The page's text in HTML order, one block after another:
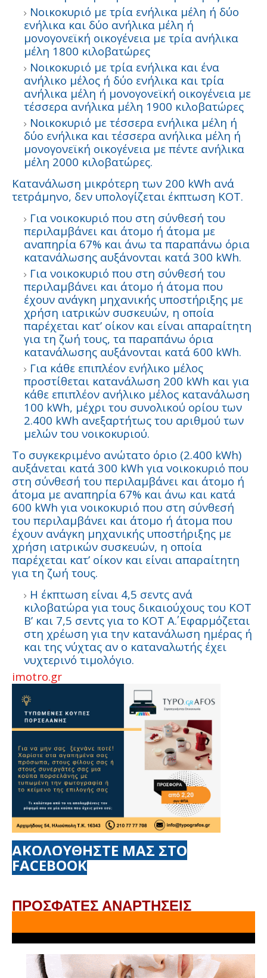
Νοικοκυριό με τρία ενήλικα μέλη ή δύο
ενήλικα και δύο ανήλικα μέλη ή
μονογονεϊκή οικογένεια με τρία ανήλικα
μέλη 1800 κιλοβατώρες
Νοικοκυριό με τρία ενήλικα και ένα
ανήλικο μέλος ή δύο ενήλικα και τρία
ανήλικα μέλη ή μονογονεϊκή οικογένεια με
τέσσερα ανήλικα μέλη 1900 κιλοβατώρες
Νοικοκυριό με τέσσερα ενήλικα μέλη ή
δύο ενήλικα και τέσσερα ανήλικα μέλη ή
μονογονεϊκή οικογένεια με πέντε ανήλικα
μέλη 2000 κιλοβατώρες.
Κατανάλωση μικρότερη των 200 kWh ανά
τετράμηνο, δεν υπολογίζεται έκπτωση ΚΟΤ.
Για νοικοκυριό που στη σύνθεσή του
περιλαμβάνει και άτομο ή άτομα με
αναπηρία 67% και άνω τα παραπάνω όρια
κατανάλωσης αυξάνονται κατά 300 kWh.
Για νοικοκυριό που στη σύνθεσή του
περιλαμβάνει και άτομο ή άτομα που
έχουν ανάγκη μηχανικής υποστήριξης με
χρήση ιατρικών συσκευών, η οποία
παρέχεται κατ’ οίκον και είναι απαραίτητη
για τη ζωή τους, τα παραπάνω όρια
κατανάλωσης αυξάνονται κατά 600 kWh.
Για κάθε επιπλέον ενήλικο μέλος
προστίθεται κατανάλωση 200 kWh και για
κάθε επιπλέον ανήλικο μέλος κατανάλωση
100 kWh, μέχρι του συνολικού ορίου των
2.400 kWh ανεξαρτήτως του αριθμού των
μελών του νοικοκυριού.
Το συγκεκριμένο ανώτατο όριο (2.400 kWh)
αυξάνεται κατά 300 kWh για νοικοκυριό που
στη σύνθεσή του περιλαμβάνει και άτομο ή
άτομα με αναπηρία 67% και άνω και κατά
600 kWh για νοικοκυριό που στη σύνθεσή
του περιλαμβάνει και άτομο ή άτομα που
έχουν ανάγκη μηχανικής υποστήριξης με
χρήση ιατρικών συσκευών, η οποία
παρέχεται κατ’ οίκον και είναι απαραίτητη
για τη ζωή τους.
Η έκπτωση είναι 4,5 σεντς ανά
κιλοβατώρα για τους δικαιούχους του ΚΟΤ
Β’ και 7,5 σεντς για το ΚΟΤ Α΄. Εφαρμόζεται
στη χρέωση για την κατανάλωση ημέρας ή
και της νύχτας αν ο καταναλωτής έχει
νυχτερινό τιμολόγιο.
imotro.gr
ΑΚΟΛΟΥΘΗΣΤΕ ΜΑΣ ΣΤΟ
FACEBOOK
ΠΡΟΣΦΑΤΕΣ ΑΝΑΡΤΗΣΕΙΣ